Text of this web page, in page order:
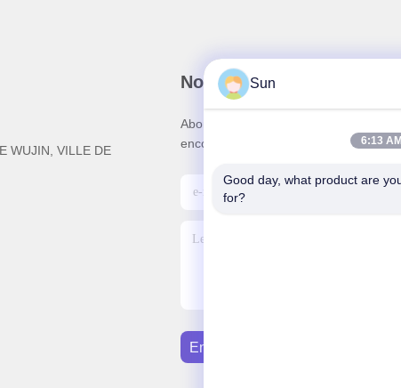
WUJIN, VILLE DE
Notre newsletter
Abonnez-vous à notre newsletter pour
encore.
Envoyer Un E-Mail
Sun
6:13 AM
Good day, what product are
for?